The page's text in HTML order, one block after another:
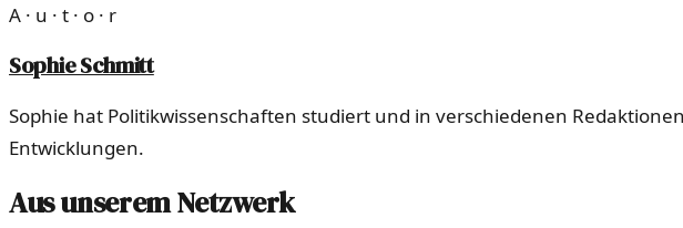
A · u · t · o · r
Sophie Schmitt
Sophie hat Politikwissenschaften studiert und in verschiedenen
Entwicklungen.
Aus unserem Netzwerk